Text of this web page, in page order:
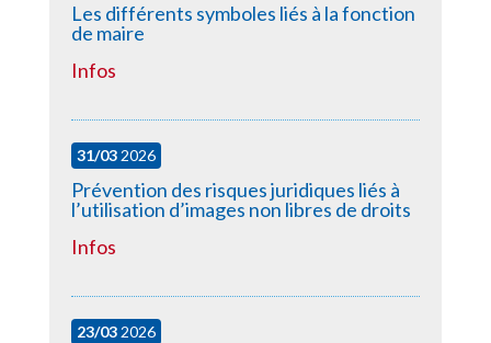
Les différents symboles liés à la fonction
de maire
Infos
31/032026
Prévention des risques juridiques liés à
l’utilisation d’images non libres de droits
Infos
23/032026